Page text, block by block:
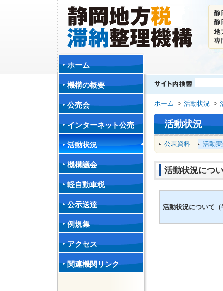
ホーム
機構の概要
公売会
インターネット公売
活動状況
機構議会
軽自動車税
公示送達
例規集
アクセス
関連機関リンク
ホーム > 活動状況 >
活動状況
公表資料 活動
活動状況につ
活動状況について